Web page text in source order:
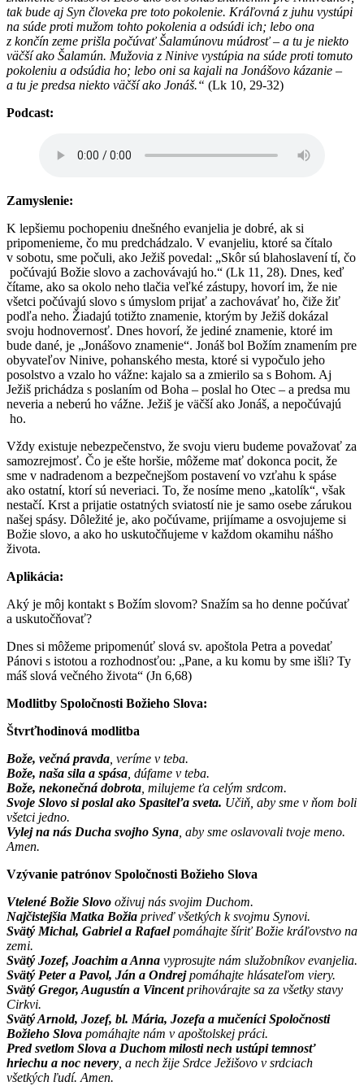
tak bude aj Syn človeka pre toto pokolenie. Kráľovná z juhu vystúpi
na súde proti mužom tohto pokolenia a odsúdi ich; lebo ona
z končín zeme prišla počúvať Šalamúnovu múdrosť – a tu je niekto
väčší ako Šalamún. Mužovia z Ninive vystúpia na súde proti tomuto
pokoleniu a odsúdia ho; lebo oni sa kajali na Jonášovo kázanie –
a tu je predsa niekto väčší ako Jonáš.“ (Lk 10, 29-32)
Podcast:
Zamyslenie:
K lepšiemu pochopeniu dnešného evanjelia je dobré, ak si
pripomenieme, čo mu predchádzalo. V evanjeliu, ktoré sa čítalo
v sobotu, sme počuli, ako Ježiš povedal: „Skôr sú blahoslavení tí, čo
počúvajú Božie slovo a zachovávajú ho.“ (Lk 11, 28). Dnes, keď
čítame, ako sa okolo neho tlačia veľké zástupy, hovorí im, že nie
všetci počúvajú slovo s úmyslom prijať a zachovávať ho, čiže žiť
podľa neho. Žiadajú totižto znamenie, ktorým by Ježiš dokázal
svoju hodnovernosť. Dnes hovorí, že jediné znamenie, ktoré im
bude dané, je „Jonášovo znamenie“. Jonáš bol Božím znamením pre
obyvateľov Ninive, pohanského mesta, ktoré si vypočulo jeho
posolstvo a vzalo ho vážne: kajalo sa a zmierilo sa s Bohom. Aj
Ježiš prichádza s poslaním od Boha – poslal ho Otec – a predsa mu
neveria a neberú ho vážne. Ježiš je väčší ako Jonáš, a nepočúvajú
ho.
Vždy existuje nebezpečenstvo, že svoju vieru budeme považovať za
samozrejmosť. Čo je ešte horšie, môžeme mať dokonca pocit, že
sme v nadradenom a bezpečnejšom postavení vo vzťahu k spáse
ako ostatní, ktorí sú neveriaci. To, že nosíme meno „katolík“, však
nestačí. Krst a prijatie ostatných sviatostí nie je samo osebe zárukou
našej spásy. Dôležité je, ako počúvame, prijímame a osvojujeme si
Božie slovo, a ako ho uskutočňujeme v každom okamihu nášho
života.
Aplikácia:
Aký je môj kontakt s Božím slovom? Snažím sa ho denne počúvať
a uskutočňovať?
Dnes si môžeme pripomenúť slová sv. apoštola Petra a povedať
Pánovi s istotou a rozhodnosťou: „Pane, a ku komu by sme išli? Ty
máš slová večného života“ (Jn 6,68)
Modlitby Spoločnosti Božieho Slova:
Štvrťhodinová modlitba
Bože, večná pravda, veríme v teba.
Bože, naša sila a spása, dúfame v teba.
Bože, nekonečná dobrota, milujeme ťa celým srdcom.
Svoje Slovo si poslal ako Spasiteľa sveta. Učiň, aby sme v ňom boli
všetci jedno.
Vylej na nás Ducha svojho Syna, aby sme oslavovali tvoje meno.
Amen.
Vzývanie patrónov Spoločnosti Božieho Slova
Vtelené Božie Slovo oživuj nás svojim Duchom.
Najčistejšia Matka Božia priveď všetkých k svojmu Synovi.
Svätý Michal, Gabriel a Rafaelpomáhajte šíriť Božie kráľovstvo na
zemi.
Svätý Jozef, Joachim a Anna vyprosujte nám služobníkov evanjelia.
Svätý Peter a Pavol, Ján a Ondrejpomáhajte hlásateľom viery.
Svätý Gregor, Augustín a Vincentprihovárajte sa za všetky stavy
Cirkvi.
Svätý Arnold, Jozef, bl. Mária, Jozefa a mučeníci Spoločnosti
Božieho Slova pomáhajte nám v apoštolskej práci.
Pred svetlom Slova a Duchom milosti nech ustúpi temnosť
hriechu a noc nevery, a nech žije Srdce Ježišovo v srdciach
všetkých ľudí. Amen.